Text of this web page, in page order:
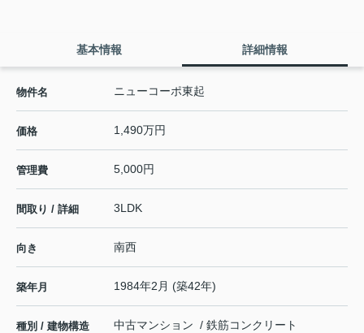
基本情報 詳細情報
物件名 ニューコーポ東起
価格 1,490万円
管理費 5,000円
間取り / 詳細 3LDK
向き 南西
築年月 1984年2月 (築42年)
種別 / 建物構造 中古マンション / 鉄筋コンクリート